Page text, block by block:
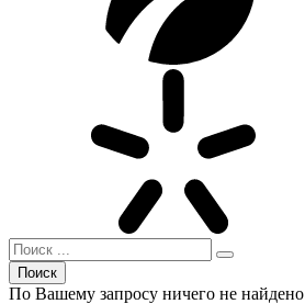
Поиск
По Вашему запросу ничего не найдено